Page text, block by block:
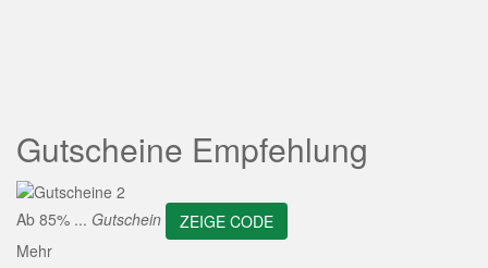
Gutscheine Empfehlung
Ab 85% ... Gutschein
ZEIGE CODE
Mehr